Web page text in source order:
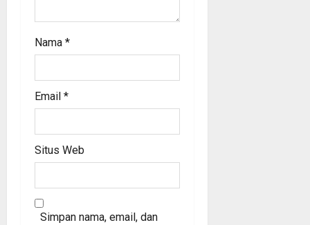
Nama *
Email *
Situs Web
Simpan nama, email, dan